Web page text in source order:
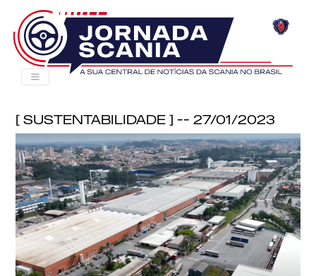
[ Sustentabilidade ] -- 27/01/2023